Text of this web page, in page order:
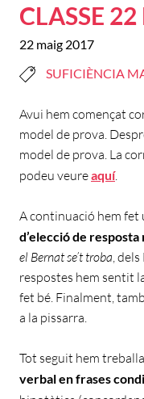
CLASSE
22 maig 2017
SUFICIÈNCIA
Avui hem començat
model de prova.
model de prova. La
podeu veureaquí.
A continuació hem fet
d’elecció de
el Bernat se’t troba ,
respostes hem sentit
fet bé. Finalment,
a la pissarra.
Tot seguit hem
verbal en frases